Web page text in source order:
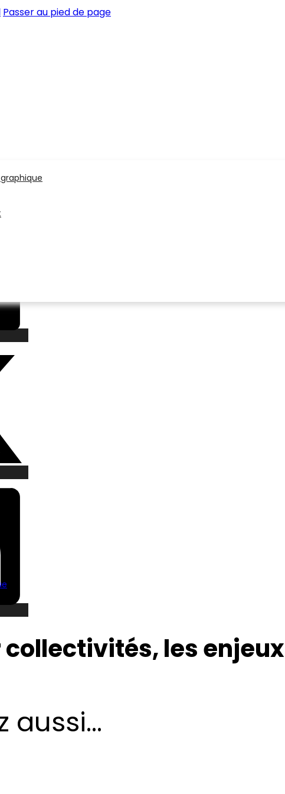
Passer au pied de page
collectivités, les enjeux
aussi...